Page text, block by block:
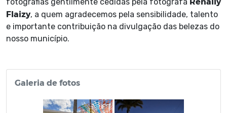
Flaizy, a quem agradecemos pela sensibilidade, talento
e importante contribuição na divulgação das belezas do
nosso município.
Galeria de fotos